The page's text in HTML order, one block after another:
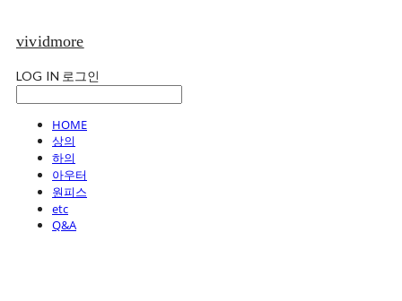
vividmore
LOG IN 로그인
HOME
상의
하의
아우터
원피스
etc
Q&A